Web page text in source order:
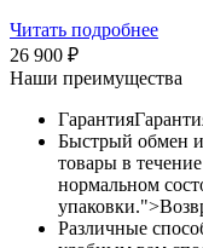
Читать подробнее
26 900 ₽
Наши преимущества
Гарантия
Быстрый обмен и
товары в
нормальном
Различные